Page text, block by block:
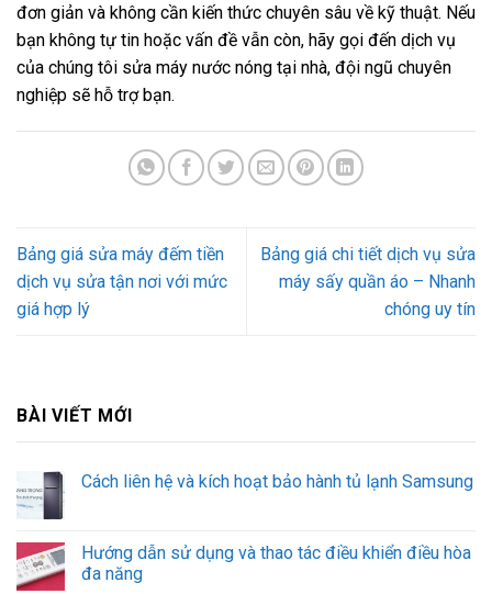
đơn giản và không cần kiến thức chuyên sâu về kỹ thuật. Nếu
bạn không tự tin hoặc vấn đề vẫn còn, hãy gọi đến dịch vụ
của chúng tôi sửa máy nước nóng tại nhà, đội ngũ chuyên
nghiệp sẽ hỗ trợ bạn.
Bảng giá sửa máy đếm tiền
dịch vụ sửa tận nơi với mức
giá hợp lý
Bảng giá chi tiết dịch vụ sửa
máy sấy quần áo – Nhanh
chóng uy tín
BÀI VIẾT MỚI
Cách liên hệ và kích hoạt bảo hành tủ lạnh Samsung
Hướng dẫn sử dụng và thao tác điều khiển điều hòa
đa năng